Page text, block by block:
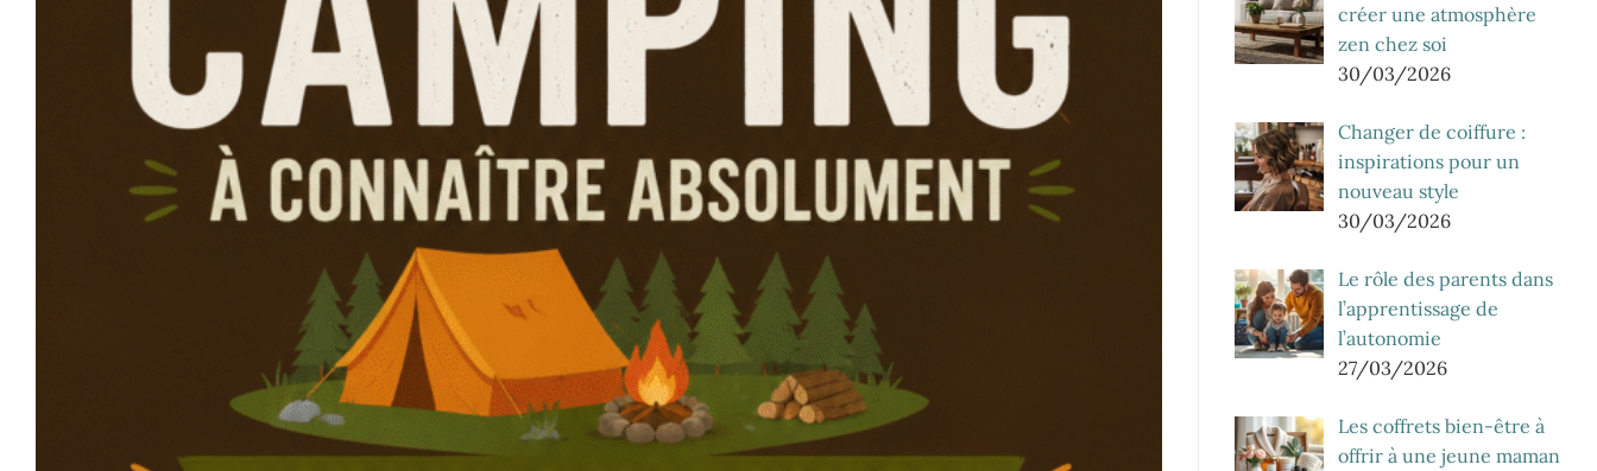
créer une atmosphère
zen chez soi
30/03/2026
Changer de coiffure :
inspirations pour un
nouveau style
30/03/2026
Le rôle des parents dans
l’apprentissage de
l’autonomie
27/03/2026
Les coffrets bien-être à
offrir à une jeune maman